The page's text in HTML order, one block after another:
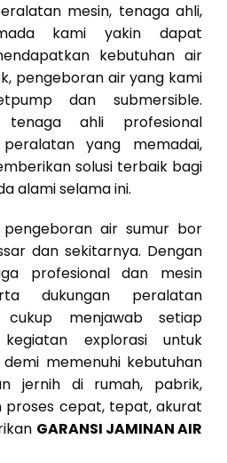
mesin, tenaga ahli,
kami yakin dapat
kebutuhan air
pengeboran air yang kami
dan submersible.
tenaga ahli profesional
yang memadai,
solusi terbaik bagi
alami selama ini.
pengeboran air sumur bor
dan sekitarnya. Dengan
profesional dan mesin
dukungan peralatan
menjawab setiap
explorasi untuk
memenuhi kebutuhan
jernih di rumah, pabrik,
cepat, tepat, akurat
GARANSI JAMINAN AIR